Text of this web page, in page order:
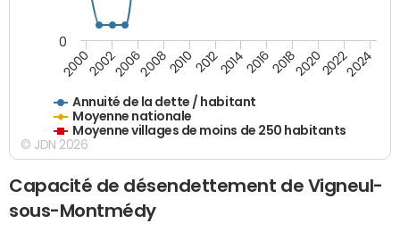
Annuité de la dette / habitant
Moyenne nationale
Moyenne villages de moins de 250 habitants
200020022006200820102012201420162018202020222024
0
© JDN 2026
Capacité de désendettement de Vigneul-
sous-Montmédy